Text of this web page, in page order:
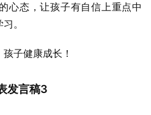
心态，让孩子有自信上重点中
。
子健康成长！
发言稿3